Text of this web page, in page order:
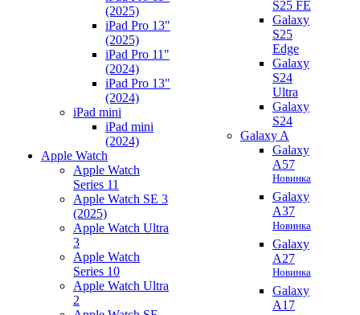
(2025)
iPad Pro 13"
(2025)
iPad Pro 11"
(2024)
iPad Pro 13"
(2024)
iPad mini
iPad mini
(2024)
Apple Watch
Apple Watch
Series 11
Apple Watch SE 3
(2025)
Apple Watch Ultra
3
Apple Watch
Series 10
Apple Watch Ultra
2
S25 FE
Galaxy
S25
Edge
Galaxy
S24
Ultra
Galaxy
S24
Galaxy A
Galaxy
A57
Новинка
Galaxy
A37
Новинка
Galaxy
A27
Новинка
Galaxy
A17